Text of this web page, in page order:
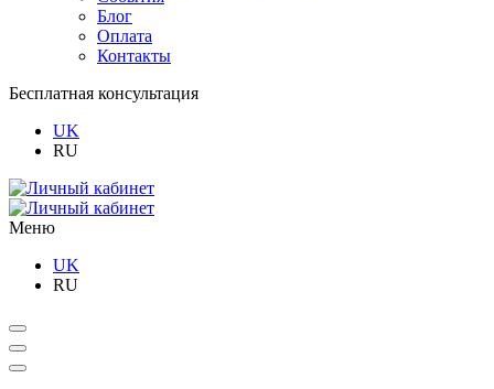
Блог
Оплата
Контакты
Бесплатная консультация
UK
RU
Меню
UK
RU